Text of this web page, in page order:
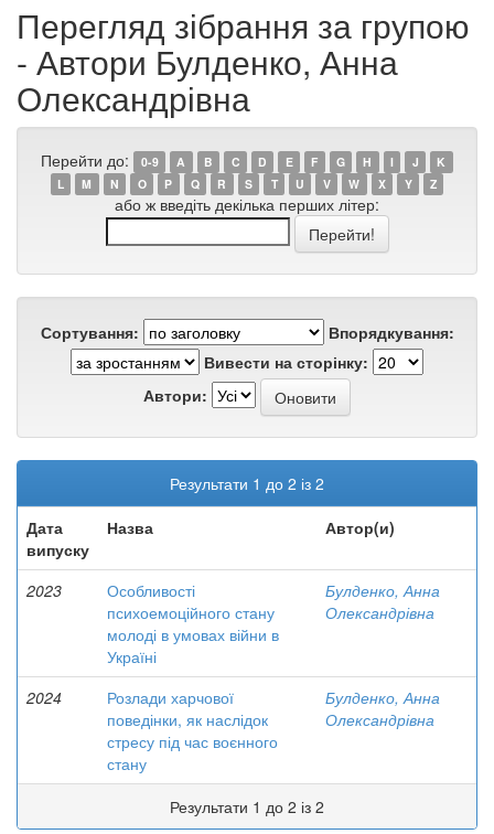
Перегляд зібрання за групою
- Автори Булденко, Анна
Олександрівна
Перейти до: 0-9 A B C D E F G H I J
K
L
M N O P Q R S T U V W X Y Z
або ж введіть декілька перших літер:
Сортування:
Впорядкування:
Вивести на сторінку:
Автори:
Результати 1 до 2 із 2
Дата
випуску
Назва Автор(и)
2023
Особливості
психоемоційного стану
молоді в умовах війни в
Україні
Булденко, Анна
Олександрівна
2024
Розлади харчової
поведінки, як наслідок
стресу під час воєнного
стану
Булденко, Анна
Олександрівна
Результати 1 до 2 із 2